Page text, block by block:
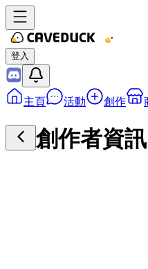
登入
主頁 活動 創作
創作者資訊